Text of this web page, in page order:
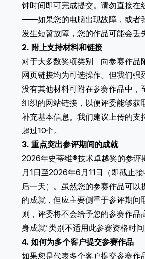
钟时间即可完成提交。请勿直接在
——如果您的电脑出现故障，或者
发生短暂故障，您的作品可能会丢
2. 附上支持材料和链接
对于大多数奖项类别，向参赛作品
网页链接均为可选操作。但我们强
没有其他材料可附在参赛作品中，
组织的网站链接，以便评委能够获
补充基本信息。我们建议上传的支
超过10个。
3. 重点突出参评期间的成就
2026年史蒂维®技术卓越奖的参评
月1日至2026年6月11日（即截止
后一天）。虽然您的参赛作品可以
的成就，但应主要侧重于参评期间
则，评委将不会给予您的参赛作品
身成就”类别不适用此参赛资格时间
4. 如何为多个客户提交参赛作品
如果您是代表多个客户提交参赛作